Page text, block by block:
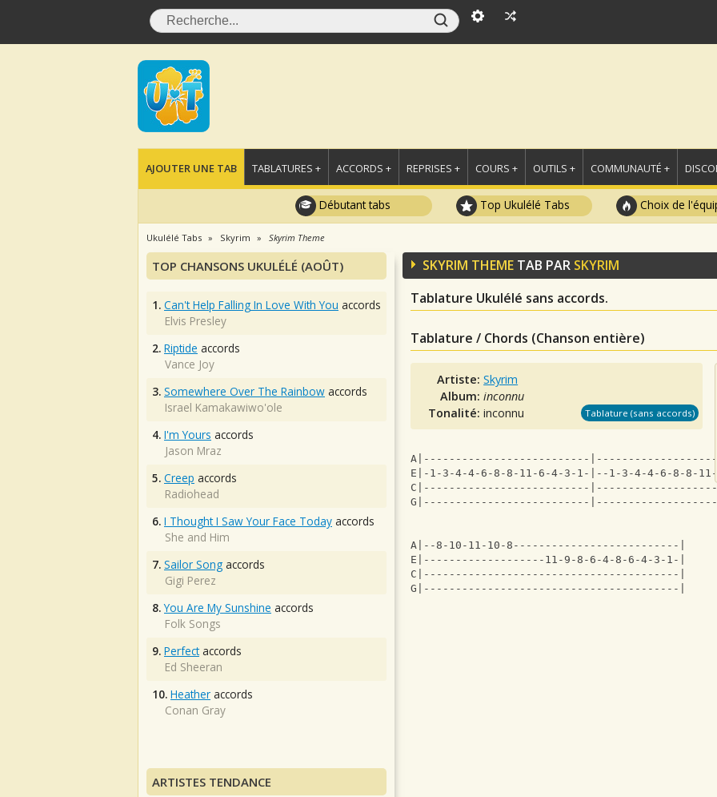
AJOUTER UNE TAB TABLATURES + ACCORDS + REPRISES + COURS + OUTILS + COMMUNAUTÉ +
Débutant tabs Top Ukulélé Tabs Choix de
Ukulélé Tabs Skyrim Skyrim Theme
SKYRIM THEME TAB PAR SKYRIM
Tablature Ukulélé sans accords.
Tablature / Chords (Chanson entière)
Artiste:Skyrim
Album:inconnu
Tonalité:inconnu Tablature (sans accords)
A|--------------------------|--------------------
E|-1-3-4-4-6-8-8-11-6-4-3-1-|--1-3-4-4-6-8-8-
C|--------------------------
G|--------------------------
A|--8-10-11-10-8--------------------------|
E|-------------------11-9-8-6-4-8-6-4-3-1-|
C|----------------------------------------|
G|----------------------------------------|
TOP CHANSONS UKULÉLÉ (AOÛT)
1. Can't Help Falling In Love With You accords
Elvis Presley
2. Riptide accords
Vance Joy
3. Somewhere Over The Rainbow accords
Israel Kamakawiwo'ole
4. I'm Yours accords
Jason Mraz
5. Creep accords
Radiohead
6. I Thought I Saw Your Face Today accords
She and Him
7. Sailor Song accords
Gigi Perez
8. You Are My Sunshine accords
Folk Songs
9. Perfectaccords
Ed Sheeran
10. Heather accords
Conan Gray
ARTISTES TENDANCE